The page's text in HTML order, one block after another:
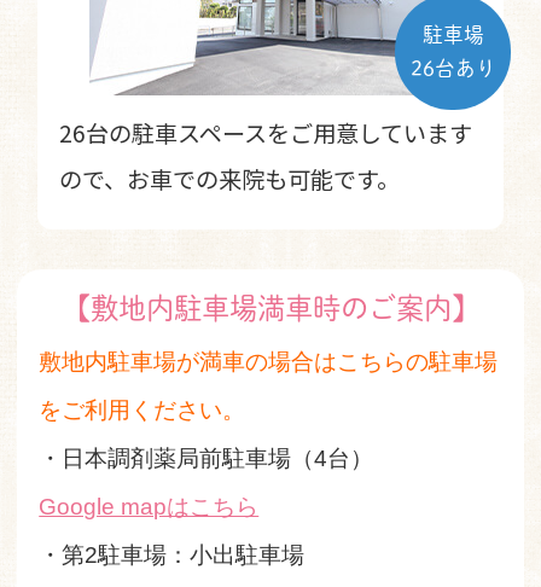
駐車場
26台あり
26台の駐車スペースをご用意しています
ので、お車での来院も可能です。
【敷地内駐車場満車時のご案内】
敷地内駐車場が満車の場合はこちらの駐車場
をご利用ください。
・日本調剤薬局前駐車場（4台）
Google mapはこちら
・第2駐車場：小出駐車場